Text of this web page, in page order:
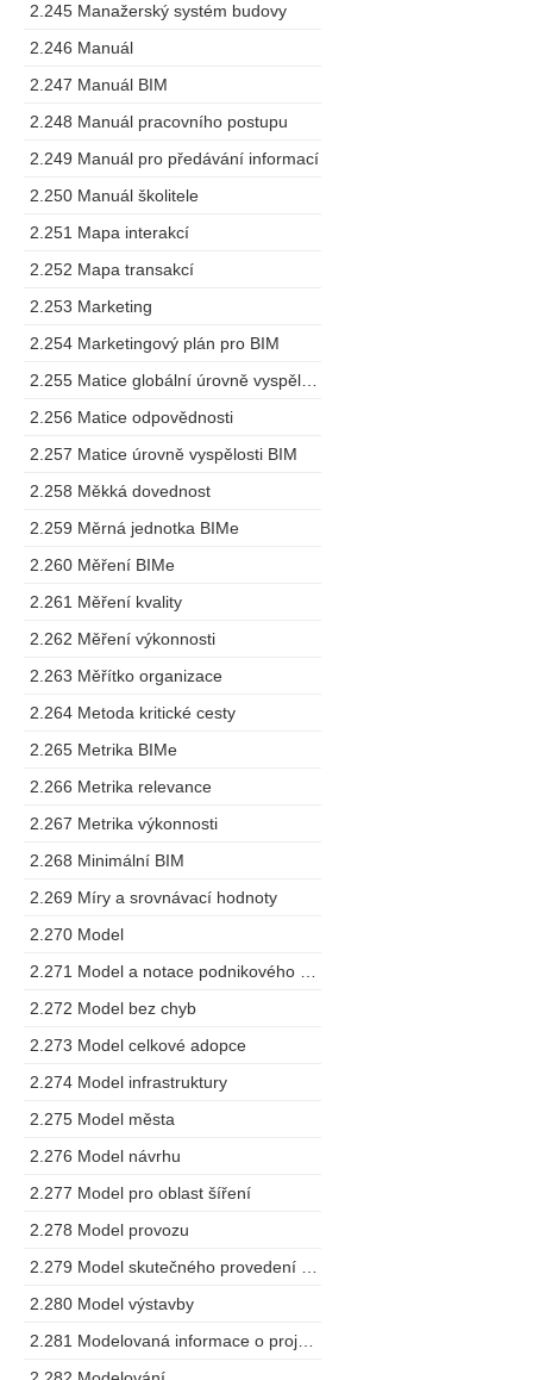
2.245 Manažerský systém budovy
2.246 Manuál
2.247 Manuál BIM
2.248 Manuál pracovního postupu
2.249 Manuál pro předávání informací
2.250 Manuál školitele
2.251 Mapa interakcí
2.252 Mapa transakcí
2.253 Marketing
2.254 Marketingový plán pro BIM
2.256 Matice odpovědnosti
2.257 Matice úrovně vyspělosti BIM
2.258 Měkká dovednost
2.259 Měrná jednotka BIMe
2.260 Měření BIMe
2.261 Měření kvality
2.262 Měření výkonnosti
2.263 Měřítko organizace
2.264 Metoda kritické cesty
2.265 Metrika BIMe
2.266 Metrika relevance
2.267 Metrika výkonnosti
2.268 Minimální BIM
2.269 Míry a srovnávací hodnoty
2.270 Model
2.272 Model bez chyb
2.273 Model celkové adopce
2.274 Model infrastruktury
2.275 Model města
2.276 Model návrhu
2.277 Model pro oblast šíření
2.278 Model provozu
2.280 Model výstavby